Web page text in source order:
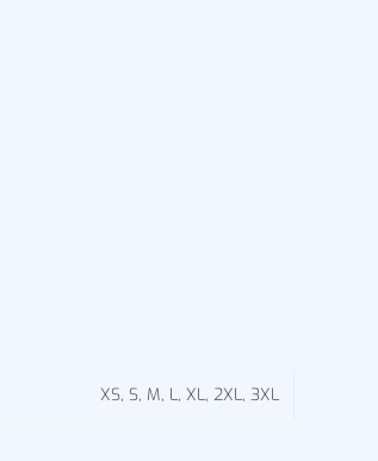
XS, S, M, L, XL, 2XL, 3XL